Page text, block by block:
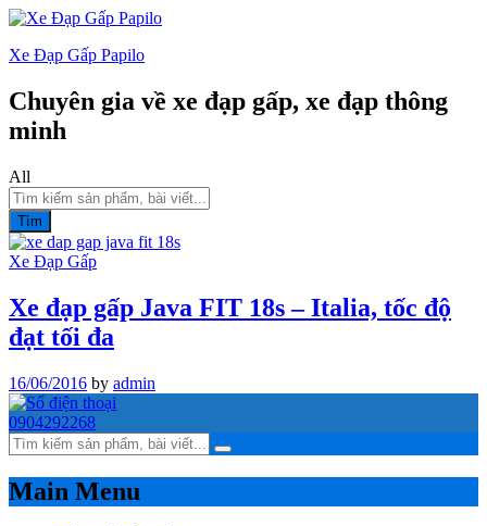
Xe Đạp Gấp Papilo
Chuyên gia về xe đạp gấp, xe đạp thông
minh
All
Tìm
Xe Đạp Gấp
Xe đạp gấp Java FIT 18s – Italia, tốc độ
đạt tối đa
16/06/2016 by admin
0904292268
Main Menu